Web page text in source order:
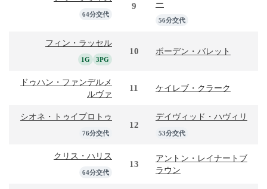
64分交代
9
ー
56分交代
フィン・ラッセル
1G 3PG
10 ボーデン・バレット
ドゥハン・ファンデルメ
ルヴァ
11 ケイレブ・クラーク
シオネ・トゥイプロトゥ
76分交代
12
デイヴィッド・ハヴィリ
53分交代
クリス・ハリス
64分交代
13
アントン・レイナートブ
ラウン